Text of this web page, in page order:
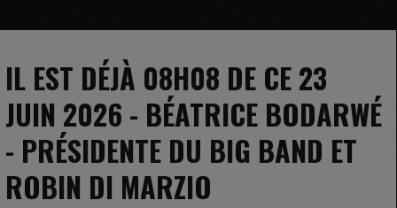
IL EST DÉJÀ 08H08 DE CE 23
JUIN 2026 - BÉATRICE BODARWÉ
- PRÉSIDENTE DU BIG BAND ET
ROBIN DI MARZIO